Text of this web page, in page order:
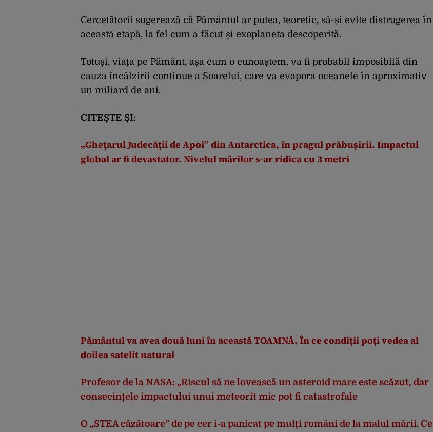
Cercetătorii sugerează că Pământul ar putea, teoretic, să-și evite distrugerea în
această etapă, la fel cum a făcut și exoplaneta descoperită.
Totuși, viața pe Pământ, așa cum o cunoaștem, va fi probabil imposibilă din
cauza încălzirii continue a Soarelui, care va evapora oceanele în aproximativ
un miliard de ani.
CITEȘTE ȘI:
„Ghețarul Judecății de Apoi” din Antarctica, în pragul prăbușirii. Impactul
global ar fi devastator. Nivelul mărilor s-ar ridica cu 3 metri
Pământul va avea două luni în această TOAMNĂ. În ce condiții poți vedea al
doilea satelit natural
Profesor de la NASA: „Riscul să ne lovească un asteroid mare este scăzut, dar
consecințele impactului unui meteorit mic pot fi catastrofale
O „STEA căzătoare” de pe cer i-a panicat pe mulți români de la malul mării. Ce